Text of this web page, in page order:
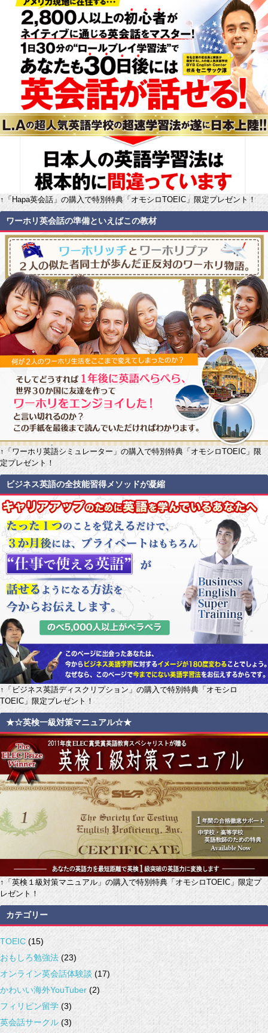
↑「Hapa英会話」の購入で特別特典「オモシロTOEIC」限定プレゼント！
ワーホリ英会話の準備といえばこの教材
↑「ワーホリ英語シミュレーター」の購入で特別特典「オモシロTOEIC」限
定プレゼント！
ビジネス英語の全技能習得メソッドが凝縮
↑「ビジネス英語ディスクリプション」の購入で特別特典「オモシロ
TOEIC」限定プレゼント！
★☆英検一級対策マニュアル☆★
↑「英検１級対策マニュアル」の購入で特別特典「オモシロTOEIC」限定プ
レゼント！
カテゴリー
TOEIC (15)
おもしろ勉強法 (23)
オンライン英会話体験談 (17)
かわいい海外YouTuber (2)
フィリピン留学 (3)
英会話サークル (3)